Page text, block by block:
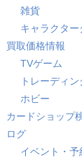
雑貨
キャラクター
買取価格情報
TVゲーム
トレーディ
ホビー
カードショップ
ログ
イベント・